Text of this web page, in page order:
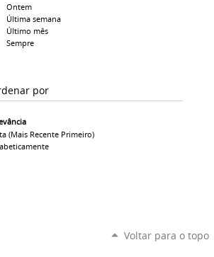
Ontem
Última semana
Último mês
Sempre
por
(mais Recente Primeiro)
Voltar para o topo